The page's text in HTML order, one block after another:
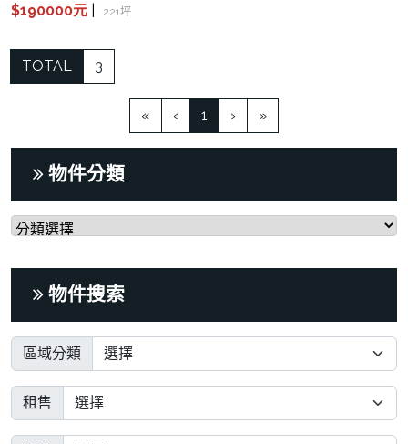
$190000元
221坪
TOTAL 3
« ‹ 1 (current)
› »
物件分類
物件搜索
區域分類
租售